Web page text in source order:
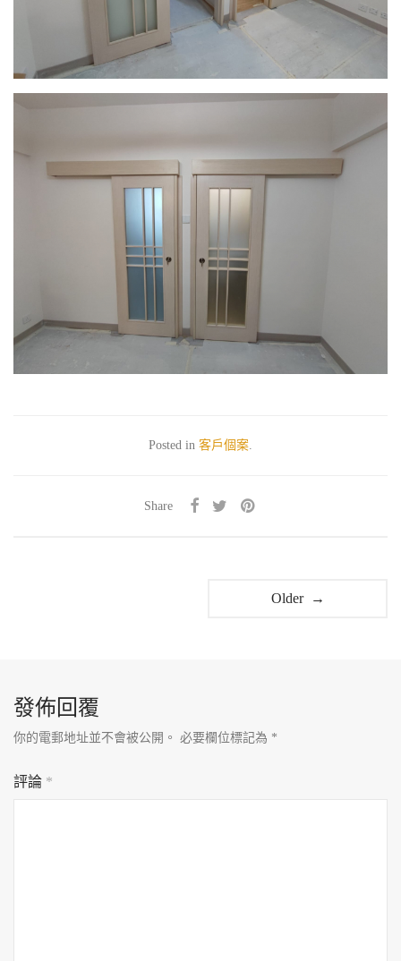
Posted in 客戶個案
Share
Older →
發佈回覆
你的電郵地址並不會被公開。 必要欄位標記為 *
評論 *